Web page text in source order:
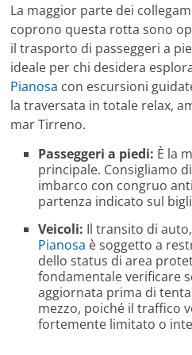
La maggior parte dei
coprono questa rotta sono
il trasporto di passeggeri a
ideale per chi desidera
Pianosa con escursioni
la traversata in totale relax,
mar Tirreno.
Passeggeri a piedi: È la
principale. Consigliamo
imbarco con congruo
partenza indicato sul
Veicoli: Il transito di
Pianosa è soggetto a
dello status di area
fondamentale verificare
aggiornata prima di
mezzo, poiché il traffico
fortemente limitato o